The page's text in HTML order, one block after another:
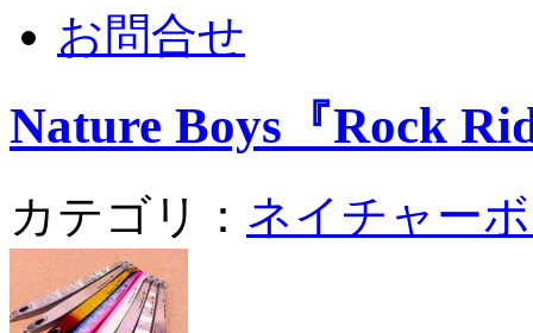
お問合せ
Nature Boys『Rock
カテゴリ： ネイチャー